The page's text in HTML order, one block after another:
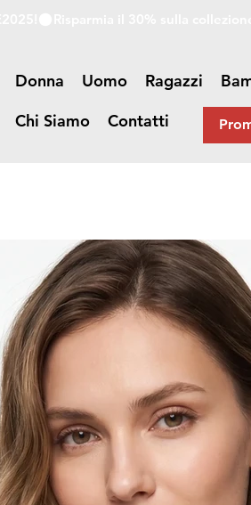
Donna Uomo Ragazzi
Chi Siamo
Contatti